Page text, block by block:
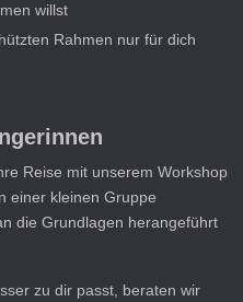
willst
Rahmen nur für dich
Reise mit unserem Workshop
einer kleinen Gruppe
die Grundlagen herangeführt
zu dir passt, beraten wir